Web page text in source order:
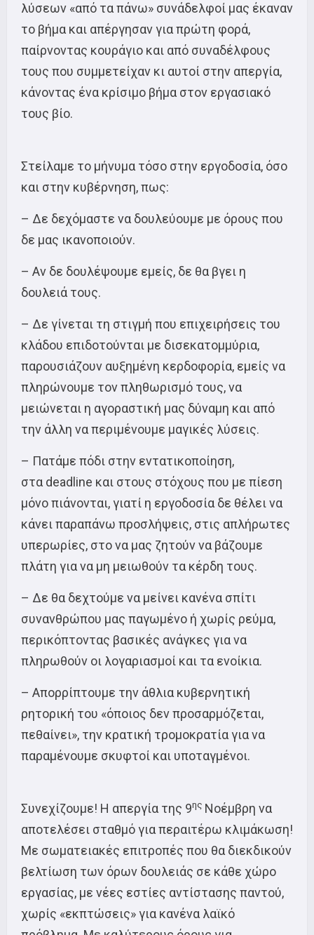
λύσεων «από τα πάνω» συνάδελφοί μας έκαναν
το βήμα και απέργησαν για πρώτη φορά,
παίρνοντας κουράγιο και από συναδέλφους
τους που συμμετείχαν κι αυτοί στην απεργία,
κάνοντας ένα κρίσιμο βήμα στον εργασιακό
τους βίο.
Στείλαμε το μήνυμα τόσο στην εργοδοσία, όσο
και στην κυβέρνηση, πως:
– Δε δεχόμαστε να δουλεύουμε με όρους που
δε μας ικανοποιούν.
– Αν δε δουλέψουμε εμείς, δε θα βγει η
δουλειά τους.
– Δε γίνεται τη στιγμή που επιχειρήσεις του
κλάδου επιδοτούνται με δισεκατομμύρια,
παρουσιάζουν αυξημένη κερδοφορία, εμείς να
πληρώνουμε τον πληθωρισμό τους, να
μειώνεται η αγοραστική μας δύναμη και από
την άλλη να περιμένουμε μαγικές λύσεις.
– Πατάμε πόδι στην εντατικοποίηση,
στα deadline και στους στόχους που με πίεση
μόνο πιάνονται, γιατί η εργοδοσία δε θέλει να
κάνει παραπάνω προσλήψεις, στις απλήρωτες
υπερωρίες, στο να μας ζητούν να βάζουμε
πλάτη για να μη μειωθούν τα κέρδη τους.
– Δε θα δεχτούμε να μείνει κανένα σπίτι
συνανθρώπου μας παγωμένο ή χωρίς ρεύμα,
περικόπτοντας βασικές ανάγκες για να
πληρωθούν οι λογαριασμοί και τα ενοίκια.
– Απορρίπτουμε την άθλια κυβερνητική
ρητορική του «όποιος δεν προσαρμόζεται,
πεθαίνει», την κρατική τρομοκρατία για να
παραμένουμε σκυφτοί και υποταγμένοι.
Συνεχίζουμε! Η απεργία της 9ης Νοέμβρη να
αποτελέσει σταθμό για περαιτέρω κλιμάκωση!
Με σωματειακές επιτροπές που θα διεκδικούν
βελτίωση των όρων δουλειάς σε κάθε χώρο
εργασίας, με νέες εστίες αντίστασης παντού,
χωρίς «εκπτώσεις» για κανένα λαϊκό